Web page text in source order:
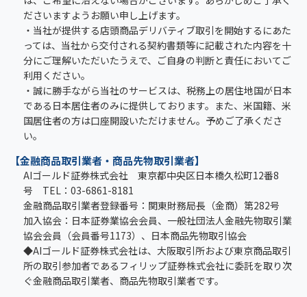
ださいますようお願い申し上げます。
・当社が提供する店頭商品デリバティブ取引を開始するにあた
っては、当社から交付される契約書類等に記載された内容を十
分にご理解いただいたうえで、ご自身の判断と責任においてご
利用ください。
・誠に勝手ながら当社のサービスは、税務上の居住地国が日本
である日本居住者のみに提供しております。また、米国籍、米
国居住者の方は口座開設いただけません。予めご了承くださ
い。
【金融商品取引業者・商品先物取引業者】
AIゴールド証券株式会社 東京都中央区日本橋久松町12番8
号 TEL：03-6861-8181
金融商品取引業者登録番号：関東財務局長（金商）第282号
加入協会：日本証券業協会会員、一般社団法人金融先物取引業
協会会員（会員番号1173）、日本商品先物取引協会
◆AIゴールド証券株式会社は、大阪取引所および東京商品取引
所の取引参加者であるフィリップ証券株式会社に委託を取り次
ぐ金融商品取引業者、商品先物取引業者です。